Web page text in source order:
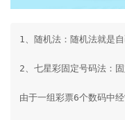
1、随机法：随机法就是
2、七星彩固定号码法：
由于一组彩票6个数码中